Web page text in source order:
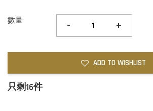
數量 - +
ADD TO WISHLIST
只剩16件